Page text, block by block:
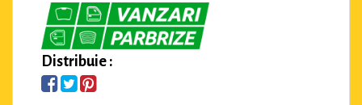
Distribuie :